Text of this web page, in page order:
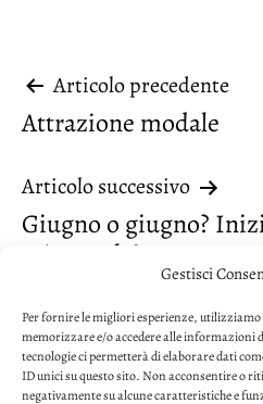
Gestisci
Per fornire le migliori esperienze, utilizziamo
memorizzare e/o accedere alle informazioni
tecnologie ci permetterà di elaborare dati
ID unici su questo sito. Non acconsentire o
negativamente su alcune caratteristiche e
Navigazione
articoli
Articolo precedente
Attrazione modale
Articolo successivo
Giugno o giugno?
minuscola?